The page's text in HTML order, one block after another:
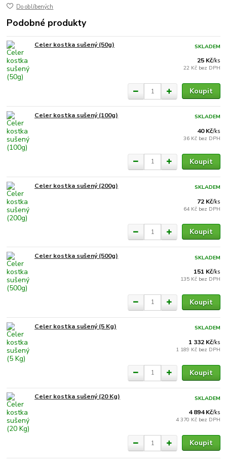
Do oblíbených
Podobné produkty
Celer kostka sušený (50g)
25 Kč/ks
22 Kč bez DPH
SKLADEM
Koupit
Celer kostka sušený (100g)
40 Kč/ks
36 Kč bez DPH
SKLADEM
Koupit
Celer kostka sušený (200g)
72 Kč/ks
64 Kč bez DPH
SKLADEM
Koupit
Celer kostka sušený (500g)
151 Kč/ks
135 Kč bez DPH
SKLADEM
Koupit
Celer kostka sušený (5 Kg)
1 332 Kč/ks
1 189 Kč bez DPH
SKLADEM
Koupit
Celer kostka sušený (20 Kg)
4 894 Kč/ks
4 370 Kč bez DPH
SKLADEM
Koupit